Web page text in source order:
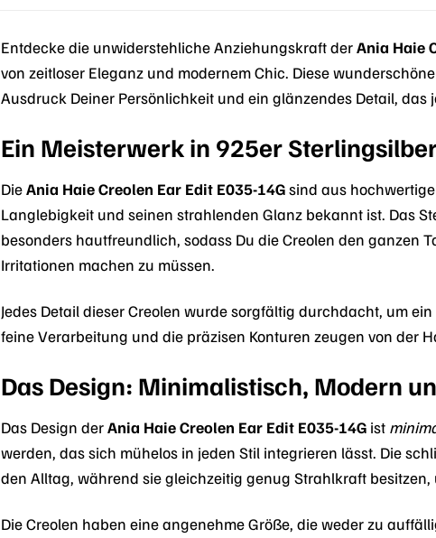
Entdecke die unwiderstehliche Anziehungskraft derAnia Haie
von zeitloser Eleganz und modernem Chic. Diese
Ausdruck Deiner Persönlichkeit und ein glänzendes Detail, das
Ein Meisterwerk in 925er
DieAnia Haie Creolen Ear Edit E035-14Gsind aus
Langlebigkeit und seinen strahlenden Glanz bekannt ist. Das
besonders hautfreundlich, sodass Du die Creolen den ganzen
Irritationen machen zu müssen.
Jedes Detail dieser Creolen wurde sorgfältig durchdacht, um
feine Verarbeitung und die präzisen Konturen zeugen von der
Das Design: Minimalistisch, Modern
Das Design derAnia Haie Creolen Ear Edit E035-14G ist
werden, das sich mühelos in jeden Stil integrieren lässt. Die
den Alltag, während sie gleichzeitig genug Strahlkraft
Die Creolen haben eine angenehme Größe, die weder zu